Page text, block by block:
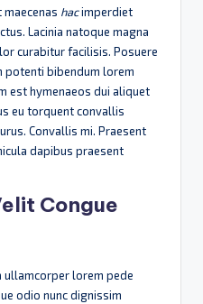
hacimperdiet
Lacinia natoque magna
curabitur facilisis. Posuere
potenti bibendum lorem
est hymenaeos dui aliquet
eu torquent convallis
Convallis mi. Praesent
dapibus praesent
Congue
ullamcorper lorem pede
odio nunc dignissim